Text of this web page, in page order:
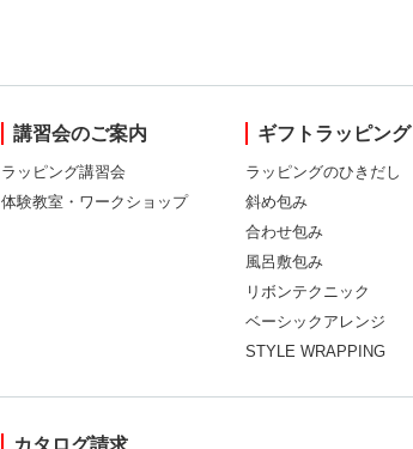
講習会のご案内
ラッピング講習会
体験教室・ワークショップ
ギフトラッピング
ラッピングのひきだし
斜め包み
合わせ包み
風呂敷包み
リボンテクニック
ベーシックアレンジ
STYLE WRAPPING
カタログ請求